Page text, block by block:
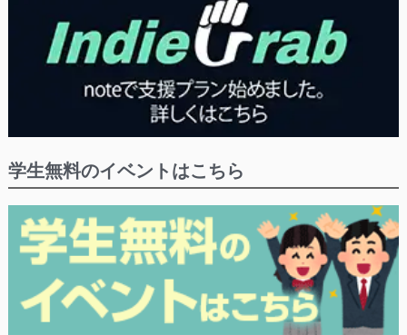
学生無料のイベントはこちら